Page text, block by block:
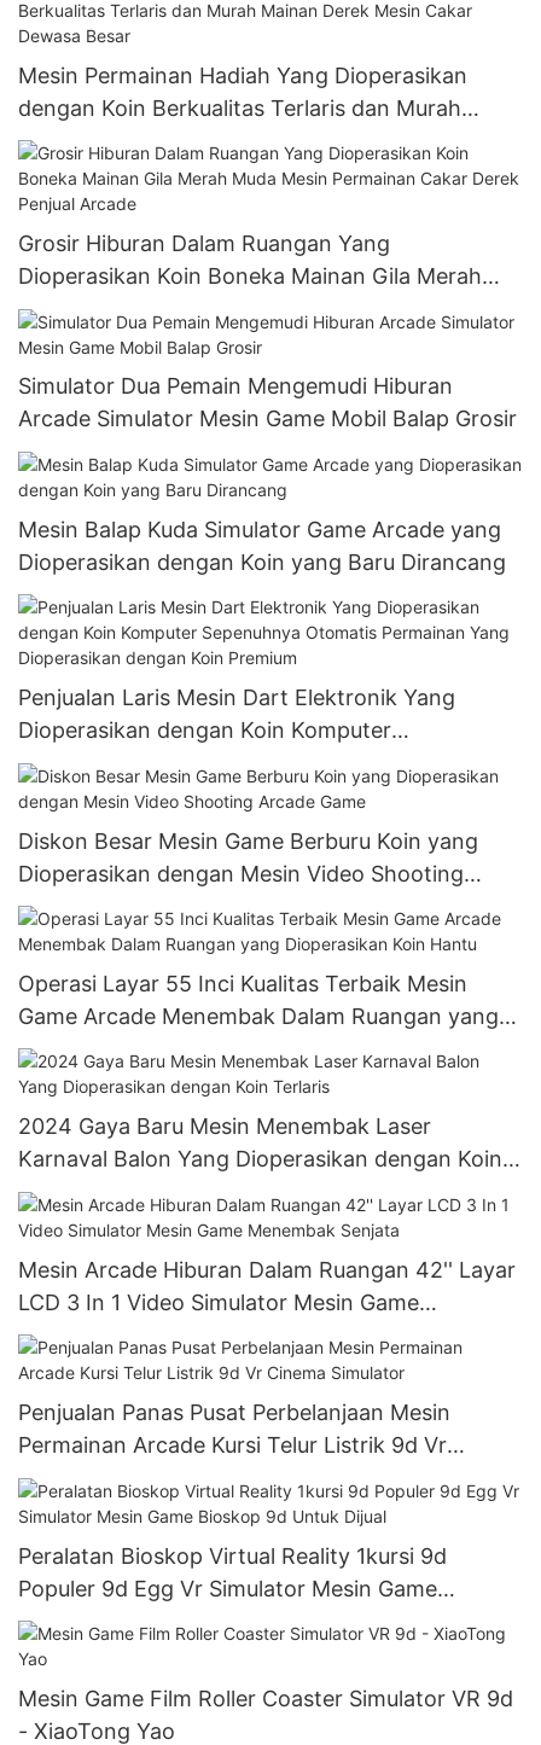
Mesin Permainan Hadiah Yang Dioperasikan
dengan Koin Berkualitas Terlaris dan Murah
Mainan Derek Mesin Cakar Dewasa Besar
Grosir Hiburan Dalam Ruangan Yang
Dioperasikan Koin Boneka Mainan Gila Merah
Muda Mesin Permainan Cakar Derek Penjual
Arcade
Simulator Dua Pemain Mengemudi Hiburan
Arcade Simulator Mesin Game Mobil Balap Grosir
Mesin Balap Kuda Simulator Game Arcade yang
Dioperasikan dengan Koin yang Baru Dirancang
Penjualan Laris Mesin Dart Elektronik Yang
Dioperasikan dengan Koin Komputer
Sepenuhnya Otomatis Permainan Yang
Dioperasikan dengan Koin Premium
Diskon Besar Mesin Game Berburu Koin yang
Dioperasikan dengan Mesin Video Shooting
Arcade Game
Operasi Layar 55 Inci Kualitas Terbaik Mesin
Game Arcade Menembak Dalam Ruangan yang
Dioperasikan Koin Hantu
2024 Gaya Baru Mesin Menembak Laser
Karnaval Balon Yang Dioperasikan dengan Koin
Terlaris
Mesin Arcade Hiburan Dalam Ruangan 42'' Layar
LCD 3 In 1 Video Simulator Mesin Game
Menembak Senjata
Penjualan Panas Pusat Perbelanjaan Mesin
Permainan Arcade Kursi Telur Listrik 9d Vr
Cinema Simulator
Peralatan Bioskop Virtual Reality 1kursi 9d
Populer 9d Egg Vr Simulator Mesin Game
Bioskop 9d Untuk Dijual
Mesin Game Film Roller Coaster Simulator VR 9d
- XiaoTong Yao